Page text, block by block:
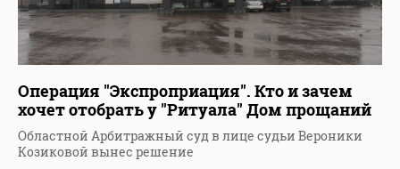
Операция "Экспроприация". Кто и зачем
хочет отобрать у "Ритуала" Дом прощаний
Областной Арбитражный суд в лице судьи Вероники
Козиковой вынес решение